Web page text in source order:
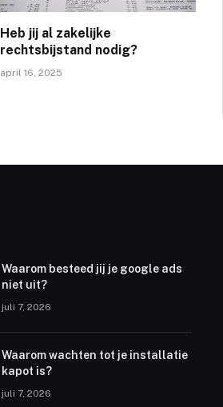
Heb jij al zakelijke
rechtsbijstand nodig?
april 16, 2025
Waarom besteed jij je google ads
niet uit?
juli 7, 2026
Waarom wachten tot je installatie
kapot is?
juli 7, 2026